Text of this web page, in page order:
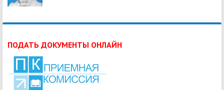
ПОДАТЬ ДОКУМЕНТЫ ОНЛАЙН